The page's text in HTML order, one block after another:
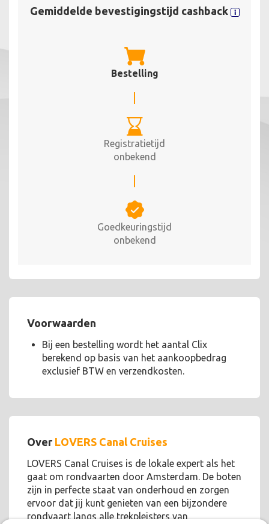
Gemiddelde bevestigingstijd cashback
Bestelling
Registratietijd
onbekend
Goedkeuringstijd
onbekend
Voorwaarden
Bij een bestelling wordt het aantal Clix
berekend op basis van het aankoopbedrag
exclusief BTW en verzendkosten.
Over LOVERS Canal Cruises
LOVERS Canal Cruises is de lokale expert als het
gaat om rondvaarten door Amsterdam. De boten
zijn in perfecte staat van onderhoud en zorgen
ervoor dat jij kunt genieten van een bijzondere
rondvaart langs alle trekpleisters van